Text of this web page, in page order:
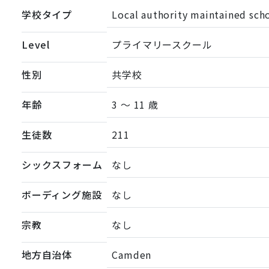
学校タイプ Local authority maintained
Level プライマリースクール
性別 共学校
年齢 3 ～ 11 歳
生徒数 211
シックスフォーム なし
ボーディング施設 なし
宗教 なし
地方自治体 Camden